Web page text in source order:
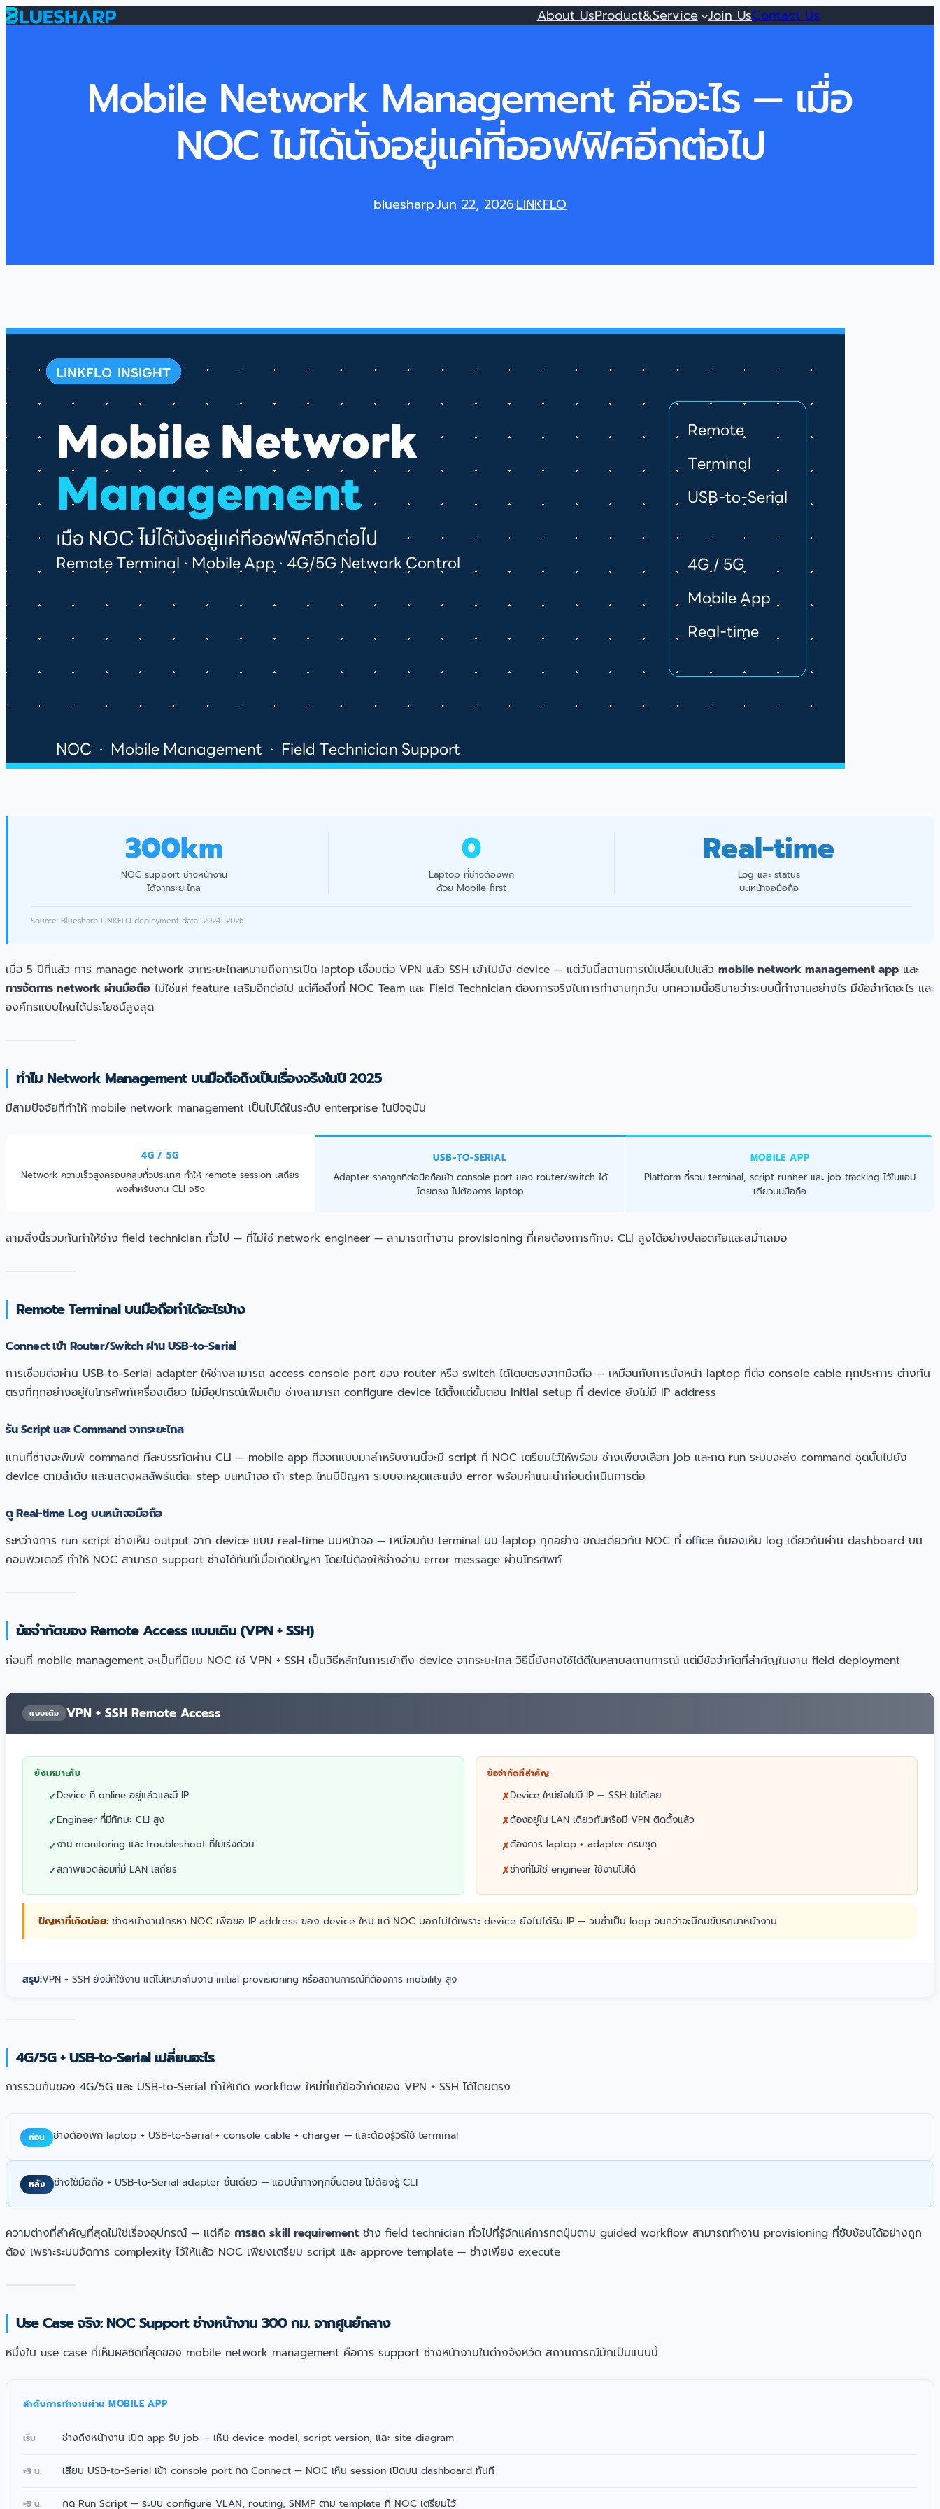
About UsProduct&Service Join UsContact Us
Mobile Network Management คืออะไร — เมื่อ
NOC ไม่ได้นั่งอยู่แค่ที่ออฟฟิศอีกต่อไป
bluesharp·Jun 22, 2026·LINKFLO
300km
NOC support ช่างหน้างาน
ได้จากระยะไกล
0
Laptop ที่ช่างต้องพก
ด้วย Mobile-first
Real-time
Log และ status
บนหน้าจอมือถือ
Source: Bluesharp LINKFLO deployment data, 2024–2026
เมื่อ 5 ปีที่แล้ว การ manage network จากระยะไกลหมายถึงการเปิด laptop เชื่อมต่อ VPN แล้ว SSH เข้าไปยัง device — แต่วันนี้สถานการณ์เปลี่ยนไปแล้ว mobile network management app และ
การจัดการ network ผ่านมือถือ ไม่ใช่แค่ feature เสริมอีกต่อไป แต่คือสิ่งที่ NOC Team และ Field Technician ต้องการจริงในการทำงานทุกวัน บทความนี้อธิบายว่าระบบนี้ทำงานอย่างไร มีข้อจำกัดอะไร และ
องค์กรแบบไหนได้ประโยชน์สูงสุด
ทำไม Network Management บนมือถือถึงเป็นเรื่องจริงในปี 2025
มีสามปัจจัยที่ทำให้ mobile network management เป็นไปได้ในระดับ enterprise ในปัจจุบัน
4G / 5G
Network ความเร็วสูงครอบคลุมทั่วประเทศ ทำให้ remote session เสถียร
พอสำหรับงาน CLI จริง
USB-TO-SERIAL
Adapter ราคาถูกที่ต่อมือถือเข้า console port ของ router/switch ได้
โดยตรง ไม่ต้องการ laptop
MOBILE APP
Platform ที่รวม terminal, script runner และ job tracking ไว้ในแอป
เดียวบนมือถือ
สามสิ่งนี้รวมกันทำให้ช่าง field technician ทั่วไป — ที่ไม่ใช่ network engineer — สามารถทำงาน provisioning ที่เคยต้องการทักษะ CLI สูงได้อย่างปลอดภัยและสม่ำเสมอ
Remote Terminal บนมือถือทำได้อะไรบ้าง
Connect เข้า Router/Switch ผ่าน USB-to-Serial
การเชื่อมต่อผ่าน USB-to-Serial adapter ให้ช่างสามารถ access console port ของ router หรือ switch ได้โดยตรงจากมือถือ — เหมือนกับการนั่งหน้า laptop ที่ต่อ console cable ทุกประการ ต่างกัน
ตรงที่ทุกอย่างอยู่ในโทรศัพท์เครื่องเดียว ไม่มีอุปกรณ์เพิ่มเติม ช่างสามารถ configure device ได้ตั้งแต่ขั้นตอน initial setup ที่ device ยังไม่มี IP address
รัน Script และ Command จากระยะไกล
แทนที่ช่างจะพิมพ์ command ทีละบรรทัดผ่าน CLI — mobile app ที่ออกแบบมาสำหรับงานนี้จะมี script ที่ NOC เตรียมไว้ให้พร้อม ช่างเพียงเลือก job และกด run ระบบจะส่ง command ชุดนั้นไปยัง
device ตามลำดับ และแสดงผลลัพธ์แต่ละ step บนหน้าจอ ถ้า step ไหนมีปัญหา ระบบจะหยุดและแจ้ง error พร้อมคำแนะนำก่อนดำเนินการต่อ
ดู Real-time Log บนหน้าจอมือถือ
ระหว่างการ run script ช่างเห็น output จาก device แบบ real-time บนหน้าจอ — เหมือนกับ terminal บน laptop ทุกอย่าง ขณะเดียวกัน NOC ที่ office ก็มองเห็น log เดียวกันผ่าน dashboard บน
คอมพิวเตอร์ ทำให้ NOC สามารถ support ช่างได้ทันทีเมื่อเกิดปัญหา โดยไม่ต้องให้ช่างอ่าน error message ผ่านโทรศัพท์
ข้อจำกัดของ Remote Access แบบเดิม (VPN + SSH)
ก่อนที่ mobile management จะเป็นที่นิยม NOC ใช้ VPN + SSH เป็นวิธีหลักในการเข้าถึง device จากระยะไกล วิธีนี้ยังคงใช้ได้ดีในหลายสถานการณ์ แต่มีข้อจำกัดที่สำคัญในงาน field deployment
แบบเดิม VPN + SSH Remote Access
ยังเหมาะกับ
Device ที่ online อยู่แล้วและมี IP
Engineer ที่มีทักษะ CLI สูง
งาน monitoring และ troubleshoot ที่ไม่เร่งด่วน
สภาพแวดล้อมที่มี LAN เสถียร
ข้อจำกัดที่สำคัญ
Device ใหม่ยังไม่มี IP — SSH ไม่ได้เลย
ต้องอยู่ใน LAN เดียวกันหรือมี VPN ติดตั้งแล้ว
ต้องการ laptop + adapter ครบชุด
ช่างที่ไม่ใช่ engineer ใช้งานไม่ได้
ปัญหาที่เกิดบ่อย: ช่างหน้างานโทรหา NOC เพื่อขอ IP address ของ device ใหม่ แต่ NOC บอกไม่ได้เพราะ device ยังไม่ได้รับ IP — วนซ้ำเป็น loop จนกว่าจะมีคนขับรถมาหน้างาน
สรุป:VPN + SSH ยังมีที่ใช้งาน แต่ไม่เหมาะกับงาน initial provisioning หรือสถานการณ์ที่ต้องการ mobility สูง
4G/5G + USB-to-Serial เปลี่ยนอะไร
การรวมกันของ 4G/5G และ USB-to-Serial ทำให้เกิด workflow ใหม่ที่แก้ข้อจำกัดของ VPN + SSH ได้โดยตรง
ก่อน ช่างต้องพก laptop + USB-to-Serial + console cable + charger — และต้องรู้วิธีใช้ terminal
หลัง ช่างใช้มือถือ + USB-to-Serial adapter ชิ้นเดียว — แอปนำทางทุกขั้นตอน ไม่ต้องรู้ CLI
ความต่างที่สำคัญที่สุดไม่ใช่เรื่องอุปกรณ์ — แต่คือ การลด skill requirement ช่าง field technician ทั่วไปที่รู้จักแค่การกดปุ่มตาม guided workflow สามารถทำงาน provisioning ที่ซับซ้อนได้อย่างถูก
ต้อง เพราะระบบจัดการ complexity ไว้ให้แล้ว NOC เพียงเตรียม script และ approve template — ช่างเพียง execute
Use Case จริง: NOC Support ช่างหน้างาน 300 กม. จากศูนย์กลาง
หนึ่งใน use case ที่เห็นผลชัดที่สุดของ mobile network management คือการ support ช่างหน้างานในต่างจังหวัด สถานการณ์มักเป็นแบบนี้
ลำดับการทำงานผ่าน MOBILE APP
เริ่ม ช่างถึงหน้างาน เปิด app รับ job — เห็น device model, script version, และ site diagram
+3 น. เสียบ USB-to-Serial เข้า console port กด Connect — NOC เห็น session เปิดบน dashboard ทันที
+5 น. กด Run Script — ระบบ configure VLAN, routing, SNMP ตาม template ที่ NOC เตรียมไว้